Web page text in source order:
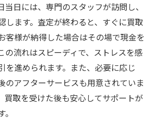
当日には、専門のスタッフが訪問し、
します。査定が終わると、すぐに買取
客様が納得した場合はその場で現金を
の流れはスピーディで、ストレスを感
を進められます。また、必要に応じ
のアフターサービスも用意されていま
買取を受けた後も安心してサポートが